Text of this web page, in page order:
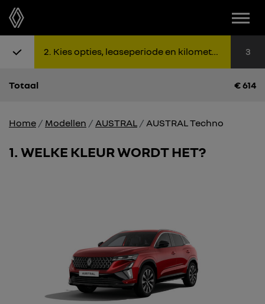
2 Kies opties, leaseperiode en kilometers 3
Totaal €614
Home Modellen AUSTRAL AUSTRAL Techno
1 WELKE KLEUR WORDT HET?